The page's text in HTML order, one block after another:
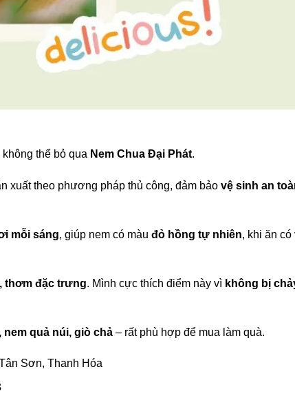
không thể bỏ qua Nem Chua Đại Phát.
xuất theo phương pháp thủ công, đảm bảo vệ sinh an
mỗi sáng, giúp nem có màu đỏ hồng tự nhiên, khi ăn có
thơm đặc trưng. Mình cực thích điểm này vì không bị
nem quả núi, giò chả – rất phù hợp để mua làm quà.
Sơn, Thanh Hóa